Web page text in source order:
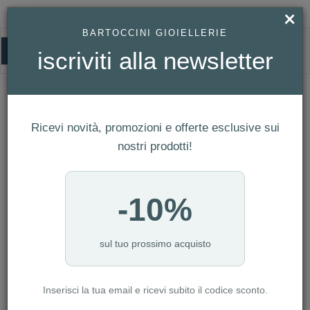
HOMEPAGE ORECCHINI KARL LAGERFELD REF. KLAYC38
Orecchini Karl Lagerfeld Ref. KLAYC38
×
BARTOCCINI GIOIELLERIE
iscriviti alla newsletter
Ricevi novità, promozioni e offerte esclusive sui
nostri prodotti!
-10%
sul tuo prossimo acquisto
Inserisci la tua email e ricevi subito il codice sconto.